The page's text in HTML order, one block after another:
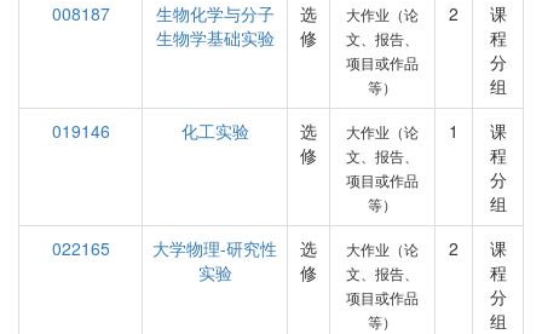
008187
生物化学与分子
生物学基础实验
选
修
大作业（论
文、报告、
项目或作品
等）
2
课
程
分
组
019146
化工实验
选
修
大作业（论
文、报告、
项目或作品
等）
1
课
程
分
组
022165
大学物理-研究性
实验
选
修
大作业（论
文、报告、
项目或作品
等）
2
课
程
分
组